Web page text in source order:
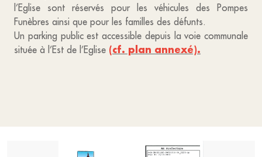
l’Eglise sont réservés pour les véhicules des Pompes
Funèbres ainsi que pour les familles des défunts.
Un parking public est accessible depuis la voie communale
située à l’Est de l’Eglise (cf. plan annexé).